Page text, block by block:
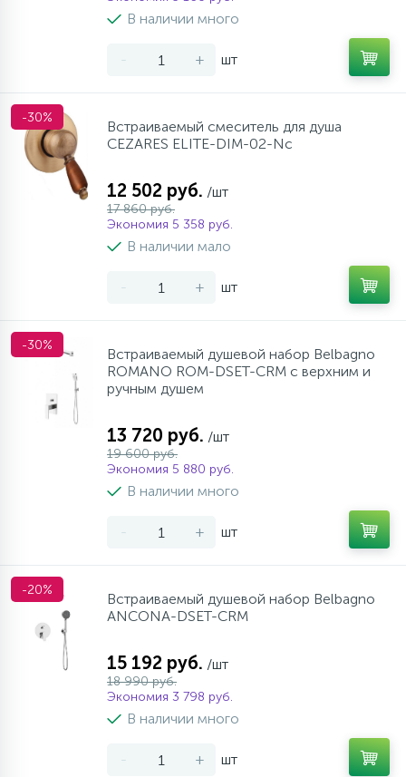
Возврат товара
Душевые кабины
72
КомплектующиеСтаканы для ванной
20
В наличии много
- + шт
-30%
Встраиваемый смеситель для душа
CEZARES ELITE-DIM-02-Nc
12 502 руб. /шт
17 860 руб.
Экономия 5 358 руб.
В наличии мало
- + шт
-30%
Встраиваемый душевой набор Belbagno
ROMANO ROM-DSET-CRM с верхним и
ручным душем
13 720 руб. /шт
19 600 руб.
Экономия 5 880 руб.
В наличии много
- + шт
-20%
Встраиваемый душевой набор Belbagno
ANCONA-DSET-CRM
15 192 руб. /шт
18 990 руб.
Экономия 3 798 руб.
В наличии много
- + шт